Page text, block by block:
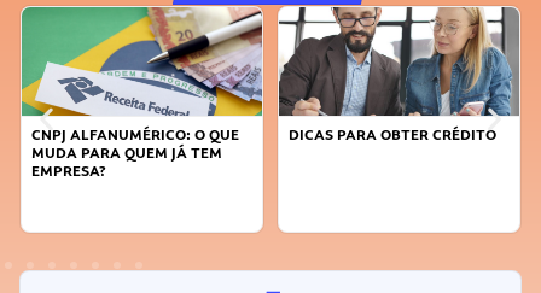
ALFANUMÉRICO: O QUE
PARA QUEM JÁ TEM
DICAS PARA OBTER CRÉDITO
FAÇA